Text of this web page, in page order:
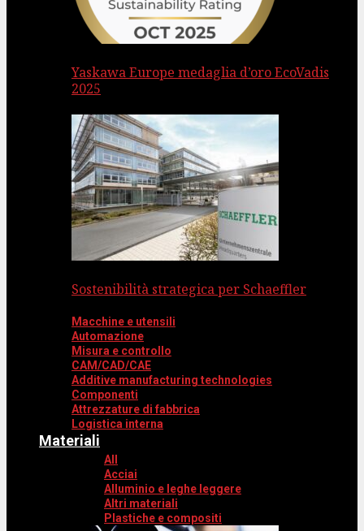
Yaskawa Europe medaglia d’oro EcoVadis
2025
Sostenibilità strategica per Schaeffler
Macchine e utensili
Automazione
Misura e controllo
CAM/CAD/CAE
Additive manufacturing technologies
Componenti
Attrezzature di fabbrica
Logistica interna
Materiali
All
Acciai
Alluminio e leghe leggere
Altri materiali
Plastiche e compositi